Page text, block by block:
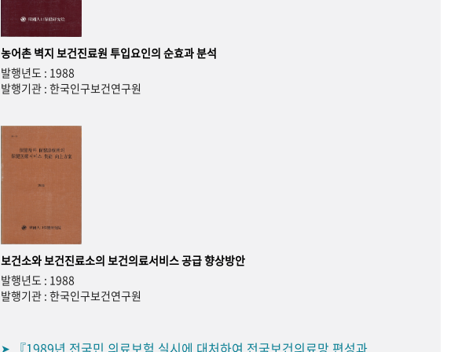
농어촌 벽지 보건진료원 투입요인의 순효과 분석
발행년도 : 1988
발행기관 : 한국인구보건연구원
보건소와 보건진료소의 보건의료서비스 공급 향상방안
발행년도 : 1988
발행기관 : 한국인구보건연구원
➤